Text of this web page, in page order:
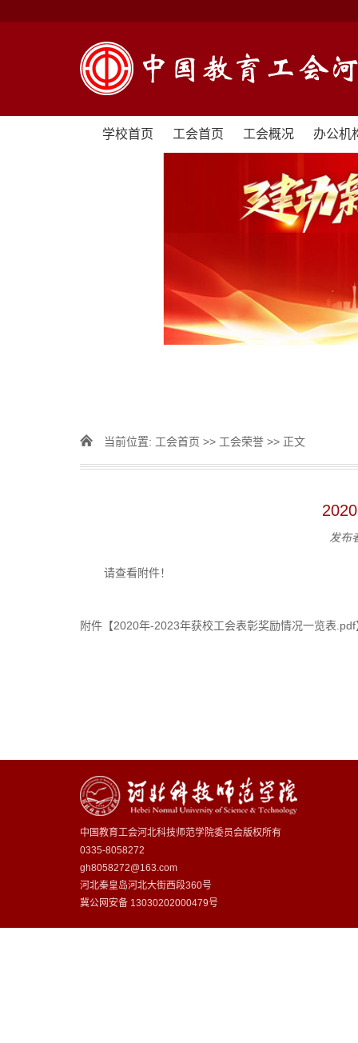
学校首页 工会首页 工会概况 办公机
当前位置: 工会首页 >> 工会荣誉 >> 正文
发布
请查看附件！
附件【2020年-2023年获校工会表彰奖励情况一览表.pdf
中国教育工会河北科技师范学院委员会版权所有
0335-8058272
gh8058272@163.com
河北秦皇岛河北大街西段360号
冀公网安备 13030202000479号